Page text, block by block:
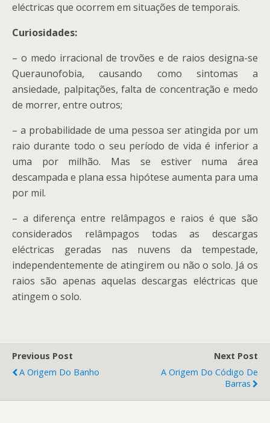
eléctricas que ocorrem em situações de temporais.
Curiosidades:
– o medo irracional de trovões e de raios designa-se
Queraunofobia, causando como sintomas a
ansiedade, palpitações, falta de concentração e medo
de morrer, entre outros;
– a probabilidade de uma pessoa ser atingida por um
raio durante todo o seu período de vida é inferior a
uma por milhão. Mas se estiver numa área
descampada e plana essa hipótese aumenta para uma
por mil.
– a diferença entre relâmpagos e raios é que são
considerados relâmpagos todas as descargas
eléctricas geradas nas nuvens da tempestade,
independentemente de atingirem ou não o solo. Já os
raios são apenas aquelas descargas eléctricas que
atingem o solo.
Previous Post
A Origem Do Banho
Next Post
A Origem Do Código De
Barras